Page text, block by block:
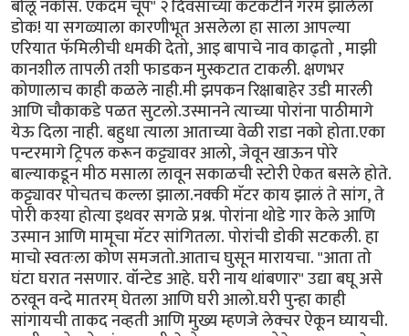
बोलू नकोस. एकदम चूप" २ दिवसाच्या कटकटीने गरम झालेला
डोक! या सगळ्याला कारणीभूत असलेला हा साला आपल्या
एरियात फॅमिलीची धमकी देतो, आइ बापाचे नाव काढ्तो , माझी
कानशील तापली तशी फाडकन मुस्कटात टाकली. क्षणभर
कोणालाच काही कळले नाही.मी झपकन रिक्षाबाहेर उडी मारली
आणि चौकाकडे पळत सुटलो.उस्मानने त्याच्या पोरांना पाठीमागे
येऊ दिला नाही. बहुधा त्याला आताच्या वेळी राडा नको होता.एका
पन्टरमागे ट्रिपल करून कट्ट्यावर आलो, जेवून खाऊन पोरे
बाल्याकडून मीठ मसाला लावून सकाळची स्टोरी ऐकत बसले होते.
कट्ट्यावर पोचतच कल्ला झाला.नक्की मॅटर काय झालं ते सांग, ते
पोरी कश्या होत्या इथवर सगळे प्रश्न. पोरांना थोडे गार केले आणि
उस्मान आणि मामूचा मॅटर सांगितला. पोरांची डोकी सटकली. हा
माचो स्वतःला कोण समजतो.आताच घुसून मारायचा. "आता तो
घंटा घरात नसणार. वॉन्टेड आहे. घरी नाय थांबणार" उद्या बघू असे
ठरवून वन्दे मातरम् घेतला आणि घरी आलो.घरी पुन्हा काही
सांगायची ताकद नव्हती आणि मुख्य म्हणजे लेक्चर ऐकून घ्यायची.